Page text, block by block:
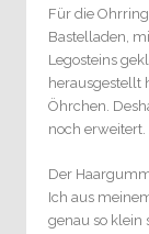
Für die
Bastelladen,
Legosteins
herausgestellt
Öhrchen.
noch erweitert.
Der
Ich aus
genau so klein